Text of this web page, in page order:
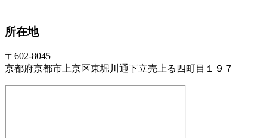
所在地
〒602-8045
京都府京都市上京区東堀川通下立売上る四町目１９７